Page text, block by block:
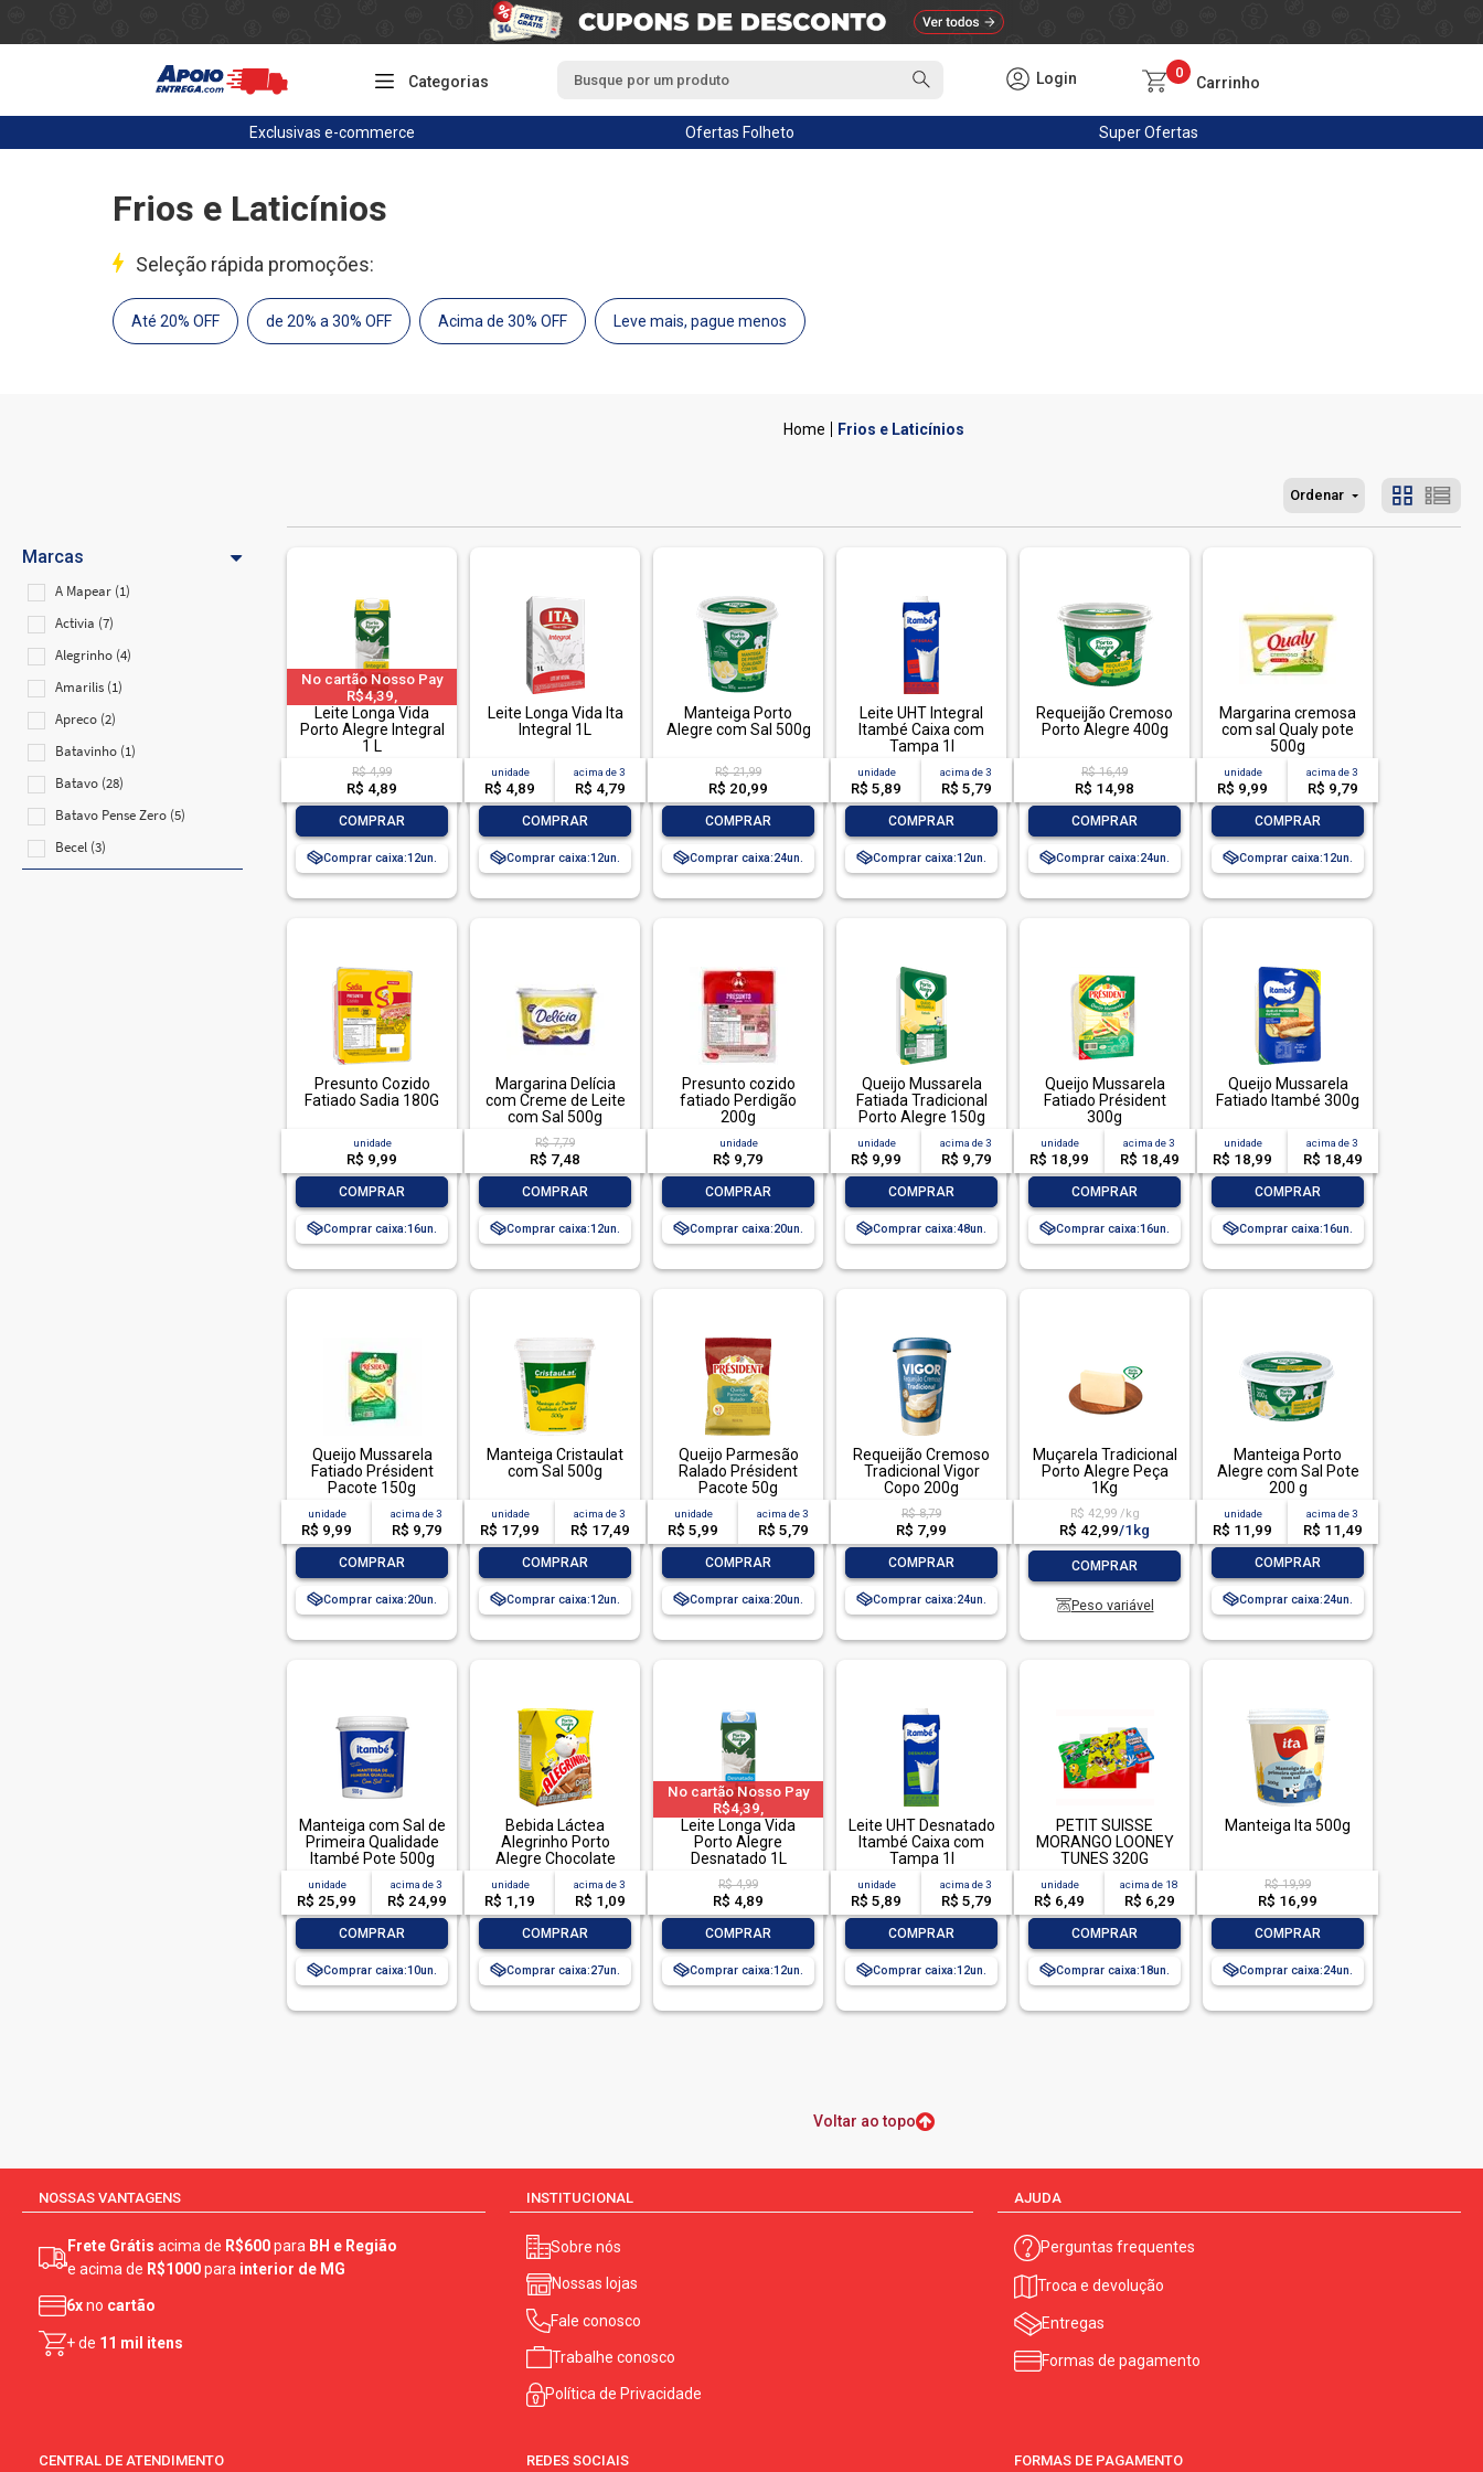
Categorias Login 0
Carrinho
Exclusivas e-commerce Ofertas Folheto SuperOfertas
Frios e Laticínios
Seleção rápida promoções:
Até 20% OFF de 20% a 30% OFF Acima de 30% OFF Leve mais, pague menos
Marcas
A Mapear (1)
Activia (7)
Alegrinho (4)
Amarilis (1)
Apreco (2)
Batavinho (1)
Batavo (28)
Batavo Pense Zero (5)
Becel (3)
Natural Milk (2)
Nestle (12)
Ninho Fort+ (1)
Nolac (3)
Frios e Laticínios
Ordenar
No cartão Nosso Pay
R$4,39,
Leite Longa Vida
Porto Alegre Integral
1 L
R$ 4,99
R$ 4,89
COMPRAR
Comprar caixa:12
Leite Longa Vida Ita
Integral 1L
unidade
R$ 4,89
acima de3
R$ 4,79
COMPRAR
Comprar caixa:12
Manteiga Porto
Alegre com Sal 500g
R$ 21,99
R$ 20,99
COMPRAR
Comprar caixa:24
Leite UHT Integral
Itambé Caixa com
Tampa 1l
unidade
R$ 5,89
acima de3
R$ 5,79
COMPRAR
Comprar caixa:12
Requeijão Cremoso
Porto Alegre 400g
R$ 16,49
R$ 14,98
COMPRAR
Comprar caixa:24
Margarina cremosa
com sal Qualy pote
500g
unidade
R$ 9,99
acima de3
R$ 9,79
COMPRAR
Comprar caixa:12
Presunto Cozido
Fatiado Sadia 180G
unidade
R$ 9,99
COMPRAR
Comprar caixa:16
Margarina Delícia
com Creme de Leite
com Sal 500g
R$ 7,79
R$ 7,48
COMPRAR
Comprar caixa:12
Presunto cozido
fatiado Perdigão
200g
unidade
R$ 9,79
COMPRAR
Comprar caixa:20
Queijo Mussarela
Fatiada Tradicional
Porto Alegre 150g
unidade
R$ 9,99
acima de3
R$ 9,79
COMPRAR
Comprar caixa:48
Queijo Mussarela
Fatiado Président
300g
unidade
R$ 18,99
acima de3
R$ 18,49
COMPRAR
Comprar caixa:16
Queijo Mussarela
Fatiado Itambé 300g
unidade
R$ 18,99
acima de3
R$ 18,49
COMPRAR
Comprar caixa:16
Queijo Mussarela
Fatiado Président
Pacote 150g
unidade
R$ 9,99
acima de3
R$ 9,79
COMPRAR
Comprar caixa:20
Manteiga Cristaulat
com Sal 500g
unidade
R$ 17,99
acima de3
R$ 17,49
COMPRAR
Comprar caixa:12
Queijo Parmesão
Ralado Président
Pacote 50g
unidade
R$ 5,99
acima de3
R$ 5,79
COMPRAR
Comprar caixa:20
Requeijão Cremoso
Tradicional Vigor
Copo 200g
R$ 8,79
R$ 7,99
COMPRAR
Comprar caixa:24
Muçarela Tradicional
Porto Alegre Peça
1Kg
R$ 42,99 /kg
R$ 42,99/1kg
COMPRAR
Peso variável
Manteiga Porto
Alegre com Sal Pote
200 g
unidade
R$ 11,99
acima de3
R$ 11,49
COMPRAR
Comprar caixa:24
Manteiga com Sal de
Primeira Qualidade
Itambé Pote 500g
unidade
R$ 25,99
acima de3
R$ 24,99
COMPRAR
Comprar caixa:10
Bebida Láctea
Alegrinho Porto
Alegre Chocolate
unidade
R$ 1,19
acima de3
R$ 1,09
COMPRAR
Comprar caixa:27
No cartão Nosso Pay
R$4,39,
Leite Longa Vida
Porto Alegre
Desnatado 1L
R$ 4,99
R$ 4,89
COMPRAR
Comprar caixa:12
Leite UHT Desnatado
Itambé Caixa com
Tampa 1l
unidade
R$ 5,89
acima de3
R$ 5,79
COMPRAR
Comprar caixa:12
PETIT SUISSE
MORANGO LOONEY
TUNES 320G
unidade
R$ 6,49
acima de 18
R$ 6,29
COMPRAR
Comprar caixa:18
Manteiga Ita 500g
R$ 19,99
R$ 16,99
COMPRAR
Comprar caixa:24
Voltar ao topo
NOSSAS VANTAGENS
Frete Grátis acima de R$600para BH e Região
e acima de R$1000para interior de MG
6xno cartão
+ de 11 mil itens
INSTITUCIONAL
Sobre nós
Nossas lojas
Fale conosco
Trabalhe conosco
Política de Privacidade
AJUDA
Perguntas frequentes
Troca e devolução
Entregas
Formas de pagamento
CENTRAL DE ATENDIMENTO REDES SOCIAIS FORMAS DE PAGAMENTO